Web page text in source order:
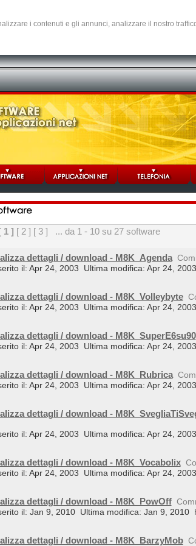
i contenuti e gli annunci, analizzare il nostro
1 ] [ 2 ] [ 3 ] ... da 1 - 10 su 27 software
dettagli / download - M8K_Agenda
il: Apr 24, 2003
Ultima modifica: Apr 24, 2003
dettagli / download - M8K_Volleybyte
il: Apr 24, 2003
Ultima modifica: Apr 24, 2003
dettagli / download - M8K_SuperE6su90
il: Apr 24, 2003
Ultima modifica: Apr 24, 2003
dettagli / download - M8K_Rubrica
il: Apr 24, 2003
Ultima modifica: Apr 24, 2003
dettagli / download -
il: Apr 24, 2003
Ultima modifica: Apr 24, 2003
dettagli / download - M8K_Vocabolix
il: Apr 24, 2003
Ultima modifica: Apr 24, 2003
dettagli / download - M8K_PowOff
il: Jan 9, 2010 Ultima modifica: Jan 9, 2010
dettagli / download - M8K_BarzyMob